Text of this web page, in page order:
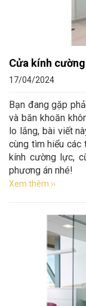
Cửa kính
17/04/2024
Bạn đang gặp
và băn khoăn
lo lắng, bài viết
cùng tìm hiểu
kính cường lực,
phương án nhé!
Xem thêm ››